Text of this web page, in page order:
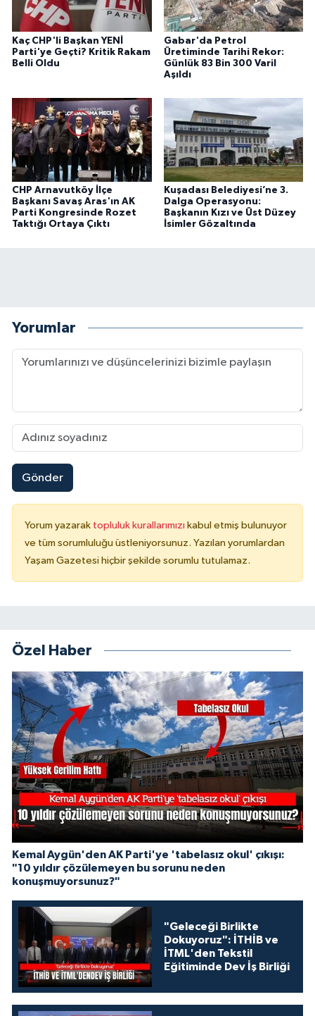
Kaç CHP'li Başkan YENİ
Parti'ye Geçti? Kritik Rakam
Belli Oldu
Gabar'da Petrol
Üretiminde Tarihi Rekor:
Günlük 83 Bin 300 Varil
Aşıldı
CHP Arnavutköy İlçe
Başkanı Savaş Aras'ın AK
Parti Kongresinde Rozet
Taktığı Ortaya Çıktı
Kuşadası Belediyesi’ne 3.
Dalga Operasyonu:
Başkanın Kızı ve Üst Düzey
İsimler Gözaltında
Yorumlar
Gönder
Yorum yazarak topluluk kurallarımızı kabul etmiş bulunuyor
ve tüm sorumluluğu üstleniyorsunuz. Yazılan yorumlardan
Yaşam Gazetesi hiçbir şekilde sorumlu tutulamaz.
Özel Haber
Kemal Aygün'den AK Parti'ye 'tabelasız okul' çıkışı:
"10 yıldır çözülemeyen bu sorunu neden
konuşmuyorsunuz?"
"Geleceği Birlikte
Dokuyoruz": İTHİB ve
İTML'den Tekstil
Eğitiminde Dev İş Birliği